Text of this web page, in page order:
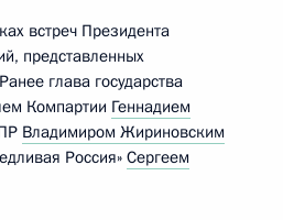
встреч Президента
представленных
глава государства
Компартии Геннадием
Владимиром Жириновским
Россия» Сергеем